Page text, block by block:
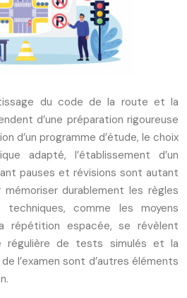
du code de la route et la
d’une préparation rigoureuse
d’un programme d’étude, le choix
adapté, l’établissement d’un
pauses et révisions sont autant
mémoriser durablement les règles
comme les moyens
répétition espacée, se révèlent
régulière de tests simulés et la
l’examen sont d’autres éléments